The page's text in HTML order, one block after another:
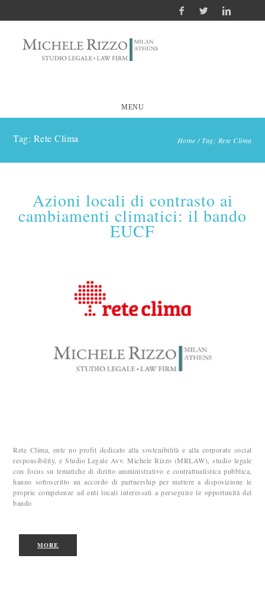
MENU
Home /Tag: Rete Clima
Tag: Rete Clima
Azioni locali di contrasto ai
cambiamenti climatici: il bando
EUCF
Rete Clima, ente no profit dedicato alla sostenibilità e alla corporate social
responsibility, e Studio Legale Avv. Michele Rizzo (MRLAW), studio legale
con focus su tematiche di diritto amministrativo e contrattualistica pubblica,
hanno sottoscritto un accordo di partnership per mettere a disposizione le
proprie competenze ad enti locali interessati a perseguire le opportunità del
bando
MORE